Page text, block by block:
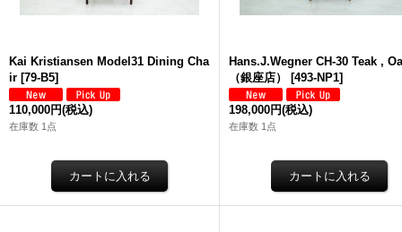
Kai Kristiansen Model31 Dining Cha
ir [79-B5]
110,000円(税込)
在庫数 1点
Hans.J.Wegner CH-30 Teak ,
（銀座店）
[493-NP1]
198,000円(税込)
在庫数 1点